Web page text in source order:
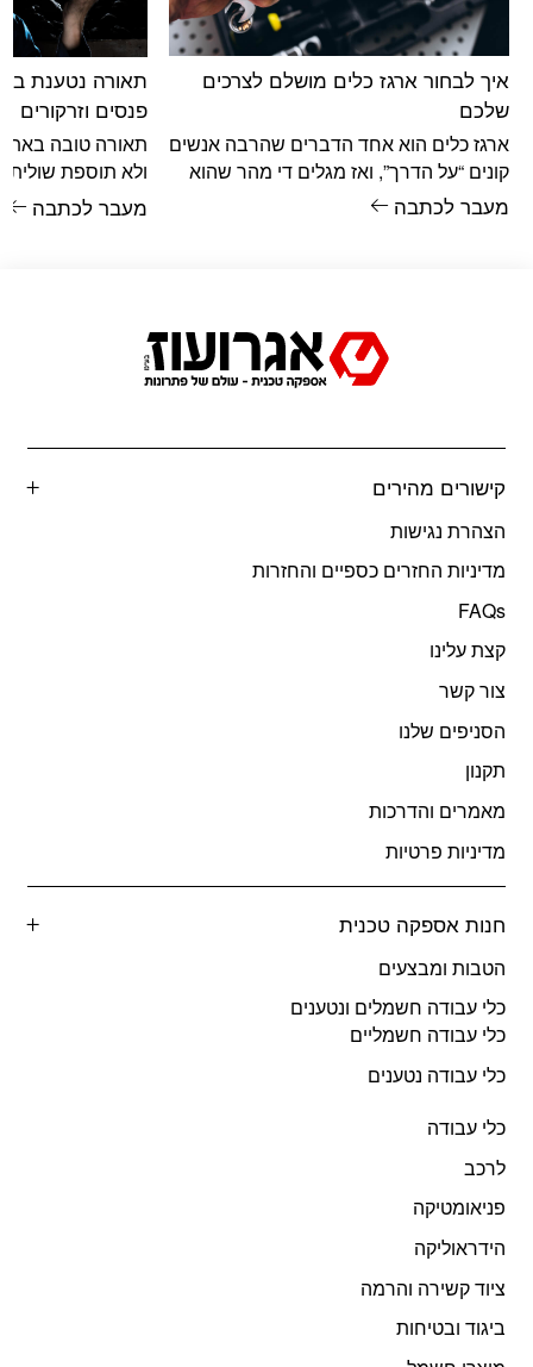
איך לבחור ארגז כלים מושלם לצרכים
שלכם
ארגז כלים הוא אחד הדברים שהרבה אנשים
קונים “על הדרך”, ואז מגלים די מהר שהוא
קטן מדי, גדול מדי, לא
מעבר לכתבה
תאורה נטענת
פנסים וזרקורים
תאורה טובה
ולא תוספת
הדיוק, על
מעבר לכתבה
קישורים מהירים
הצהרת נגישות
מדיניות החזרים כספיים והחזרות
FAQs
קצת עלינו
צור קשר
הסניפים שלנו
תקנון
מאמרים והדרכות
מדיניות פרטיות
חנות אספקה טכנית
הטבות ומבצעים
כלי עבודה חשמלים ונטענים
כלי עבודה חשמליים
כלי עבודה נטענים
כלי עבודה
לרכב
פניאומטיקה
הידראוליקה
ציוד קשירה והרמה
ביגוד ובטיחות